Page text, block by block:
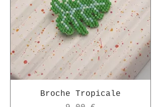
Broche Tropicale